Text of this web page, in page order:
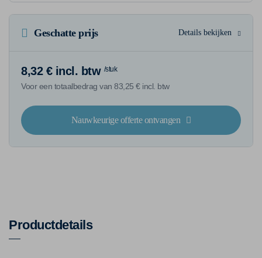
Geschatte prijs Details bekijken
8,32 € incl. btw /stuk
Voor een totaalbedrag van 83,25 € incl. btw
Nauwkeurige offerte ontvangen
Productdetails